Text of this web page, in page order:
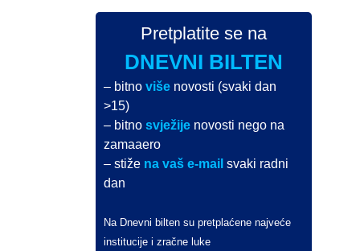
Pretplatite se na
DNEVNI BILTEN
– bitnoviše novosti (svaki dan
>15)
– bitnosvježije novosti nego na
zamaaero
– stiže na vaš e-mail svaki radni
dan
Na Dnevni bilten su pretplaćene najveće
institucije i zračne luke